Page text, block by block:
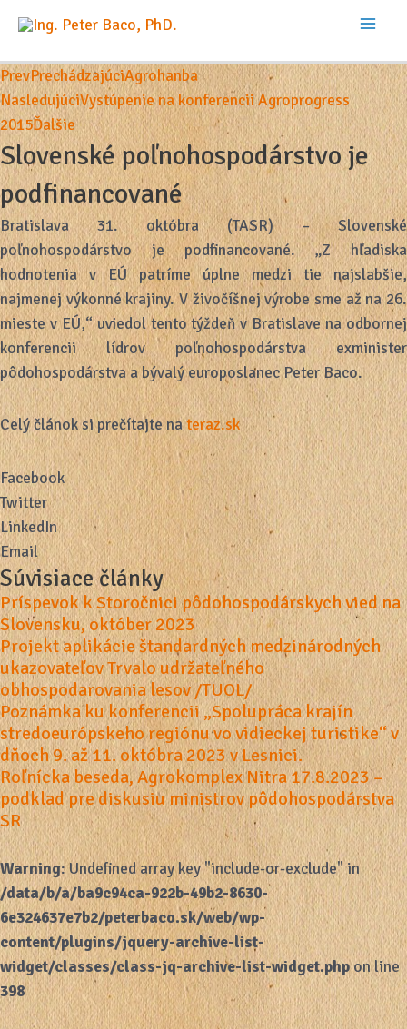
obsah
PrevPrechádzajúciAgrohanba
NasledujúciVystúpenie na konferencii Agroprogress
2015Ďalšie
Slovenské poľnohospodárstvo je
podfinancované
Bratislava 31. októbra (TASR) – Slovenské
poľnohospodárstvo je podfinancované. „Z hľadiska
hodnotenia v EÚ patríme úplne medzi tie najslabšie,
najmenej výkonné krajiny. V živočíšnej výrobe sme až na 26.
mieste v EÚ,“ uviedol tento týždeň v Bratislave na odbornej
konferencii lídrov poľnohospodárstva exminister
pôdohospodárstva a bývalý europoslanec Peter Baco.
Celý článok si prečítajte nateraz.sk
Facebook
Twitter
LinkedIn
Email
Súvisiace články
Príspevok k Storočnici pôdohospodárskych vied na
Slovensku, október 2023
Projekt aplikácie štandardných medzinárodných
ukazovateľov Trvalo udržateľného
obhospodarovania lesov /TUOL/
Poznámka ku konferencii „Spolupráca krajín
stredoeurópskeho regiónu vo vidieckej turistike“ v
dňoch 9. až 11. októbra 2023 v Lesnici.
Roľnícka beseda, Agrokomplex Nitra 17.8.2023 –
podklad pre diskusiu ministrov pôdohospodárstva
SR
Warning: Undefined array key "include-or-exclude" in
/data/b/a/ba9c94ca-922b-49b2-8630-
6e324637e7b2/peterbaco.sk/web/wp-
content/plugins/jquery-archive-list-
widget/classes/class-jq-archive-list-widget.phpon line
398